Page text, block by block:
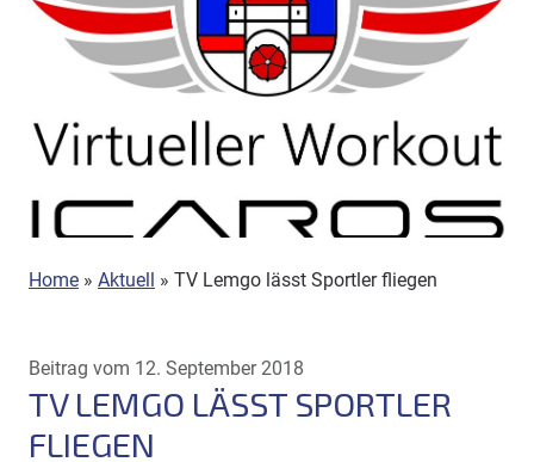
Home » Aktuell » TV Lemgo lässt Sportler fliegen
Beitrag vom 12. September 2018
TV LEMGO LÄSST SPORTLER
FLIEGEN